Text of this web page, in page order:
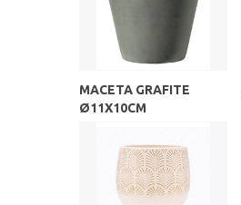
MACETA GRAFITE
Ø11X10CM